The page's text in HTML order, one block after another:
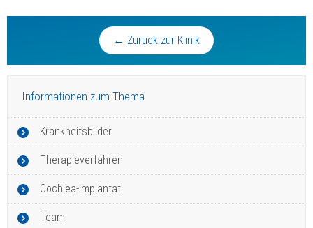
← Zurück zur Klinik
Informationen zum Thema
Krankheitsbilder
Therapieverfahren
Cochlea-Implantat
Team